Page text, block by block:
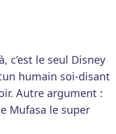
c’est le seul Disney
humain soi-disant
Autre argument :
Mufasa le super